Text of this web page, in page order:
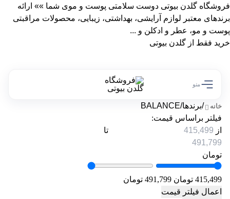
فروشگاه گلدن بیوتی دوست سلامتی پوست و موی شما »» ارائه
برندهای معتبر لوازم آرایشی، بهداشتی، زیبایی، محصولات مراقبتی
پوست و مو، عطر و ادکلن و ...
خرید فقط از گلدن بیوتی
منو
خانه /برندها/
BALANCE
فیلتر براساس قیمت:
از
تا
تومان
415,499 تومان
491,799 تومان
اعمال فیلتر قیمت